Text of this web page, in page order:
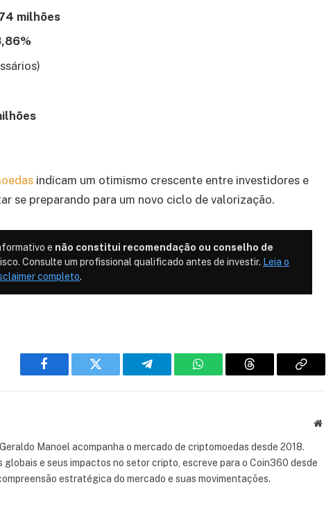
milhões
indicam um otimismo crescente entre investidores e
se preparando para um novo ciclo de valorização.
e não constitui recomendação ou conselho de
Consulte um profissional qualificado antes de investir. Leia o
completo.
Facebook Twitter Telegram WhatsAppThreads
Copiar
Site
Manoel acompanha o mercado de criptomoedas desde 2018.
globais e seus impactos no setor cripto, escreve para o Coin360 desde
estratégica do mercado e suas movimentações.